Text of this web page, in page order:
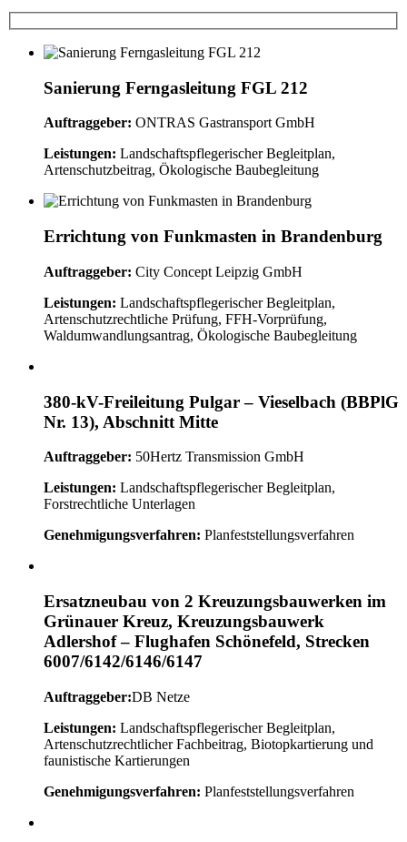
Sanierung Ferngasleitung FGL 212
Auftraggeber: ONTRAS Gastransport GmbH
Leistungen: Landschaftspflegerischer Begleitplan,
Artenschutzbeitrag, Ökologische Baubegleitung
Errichtung von Funkmasten in Brandenburg
Auftraggeber: City Concept Leipzig GmbH
Leistungen: Landschaftspflegerischer Begleitplan,
Artenschutzrechtliche Prüfung, FFH-Vorprüfung,
Waldumwandlungsantrag, Ökologische Baubegleitung
380-kV-Freileitung Pulgar – Vieselbach (BBPlG
Nr. 13), Abschnitt Mitte
Auftraggeber: 50Hertz Transmission GmbH
Leistungen: Landschaftspflegerischer Begleitplan,
Forstrechtliche Unterlagen
Genehmigungsverfahren: Planfeststellungsverfahren
Ersatzneubau von 2 Kreuzungsbauwerken im
Grünauer Kreuz, Kreuzungsbauwerk
Adlershof – Flughafen Schönefeld, Strecken
6007/6142/6146/6147
Auftraggeber:DB Netze
Leistungen: Landschaftspflegerischer Begleitplan,
Artenschutzrechtlicher Fachbeitrag, Biotopkartierung und
faunistische Kartierungen
Genehmigungsverfahren: Planfeststellungsverfahren